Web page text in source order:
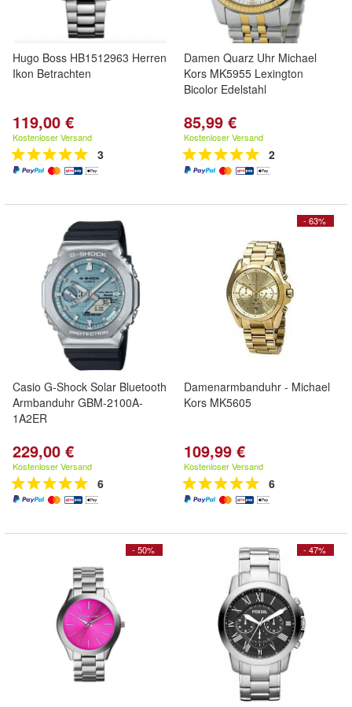
Hugo Boss HB1512963 Herren
Ikon Betrachten
119,00 €
Kostenloser Versand
3
Damen Quarz Uhr Michael
Kors MK5955 Lexington
Bicolor Edelstahl
85,99 €
Kostenloser Versand
2
Casio G-Shock Solar Bluetooth
Armbanduhr GBM-2100A-
1A2ER
229,00 €
Kostenloser Versand
6
- 63%
Damenarmbanduhr - Michael
Kors MK5605
109,99 €
Kostenloser Versand
6
- 50% - 47%